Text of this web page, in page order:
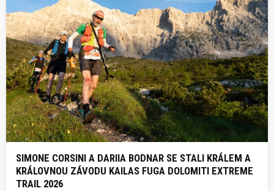
SIMONE CORSINI A DARIIA BODNAR SE STALI KRÁLEM A
KRÁLOVNOU ZÁVODU KAILAS FUGA DOLOMITI EXTREME
TRAIL 2026